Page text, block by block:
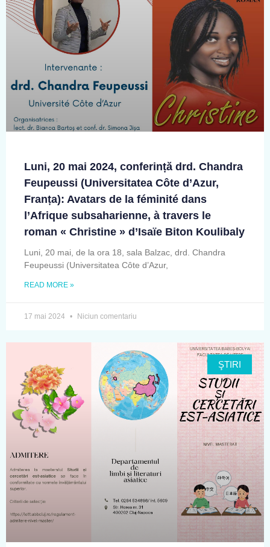
Luni, 20 mai 2024, conferință drd. Chandra
Feupeussi (Universitatea Côte d’Azur,
Franța): Avatars de la féminité dans
l’Afrique subsaharienne, à travers le
roman « Christine » d’Isaïe Biton Koulibaly
Luni, 20 mai, de la ora 18, sala Balzac, drd. Chandra
Feupeussi (Universitatea Côte d’Azur,
READ MORE »
17 mai 2024 Niciun comentariu
ŞTIRI